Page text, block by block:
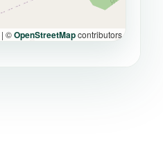
| ©OpenStreetMapcontributors